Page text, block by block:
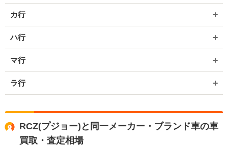
カ行
ハ行
マ行
ラ行
RCZ(プジョー)と同一メーカー・ブランド車の車
買取・査定相場